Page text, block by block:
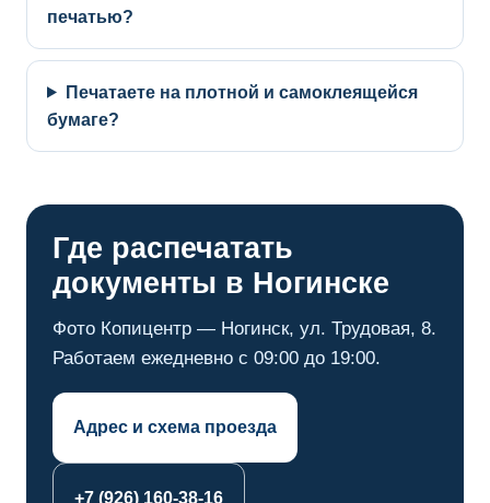
печатью?
Печатаете на плотной и самоклеящейся
бумаге?
Где распечатать
документы в Ногинске
Фото Копицентр — Ногинск, ул. Трудовая, 8.
Работаем ежедневно с 09:00 до 19:00.
Адрес и схема проезда
+7 (926) 160-38-16